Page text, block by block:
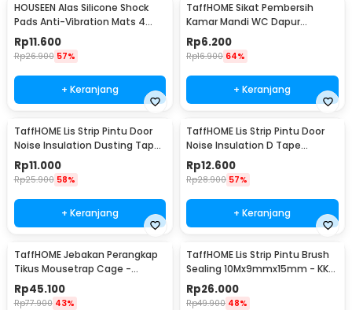
HOUSEEN Alas Silicone Shock
Pads Anti-Vibration Mats 4
PCS - NY522
Rp11.600
Rp26.900 57%
+ Keranjang
TaffHOME Sikat Pembersih
Kamar Mandi WC Dapur
Sponge Brush - 8211
Rp6.200
Rp16.900 64%
+ Keranjang
TaffHOME Lis Strip Pintu Door
Noise Insulation Dusting Tape
5Mx9mmx9mm - KK-061
Rp11.000
Rp25.900 58%
+ Keranjang
TaffHOME Lis Strip Pintu Door
Noise Insulation D Tape
9x6mm 10M - KK-062
Rp12.600
Rp28.900 57%
+ Keranjang
TaffHOME Jebakan Perangkap
Tikus Mousetrap Cage -
HU1999
Rp45.100
Rp77.900 43%
TaffHOME Lis Strip Pintu Brush
Sealing 10Mx9mmx15mm - KK-
061
Rp26.000
Rp49.900 48%